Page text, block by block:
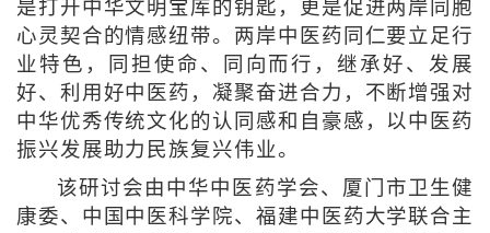
是打开中华文明宝库的钥匙，更是促进两岸同胞
心灵契合的情感纽带。两岸中医药同仁要立足行
业特色，同担使命、同向而行，继承好、发展
好、利用好中医药，凝聚奋进合力，不断增强对
中华优秀传统文化的认同感和自豪感，以中医药
振兴发展助力民族复兴伟业。
该研讨会由中华中医药学会、厦门市卫生健
康委、中国中医科学院、福建中医药大学联合主